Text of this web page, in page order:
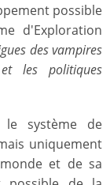
possible
d'Exploration
des vampires
les politiques
système de
uniquement
et de sa